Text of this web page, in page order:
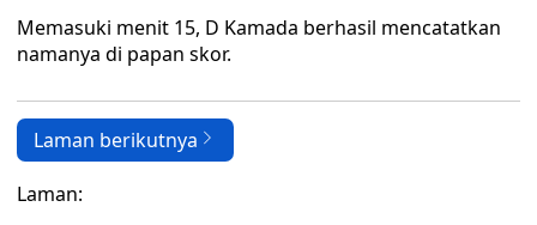
Memasuki menit 15, D Kamada berhasil mencatatkan
namanya di papan skor.
Laman berikutnya
Laman: